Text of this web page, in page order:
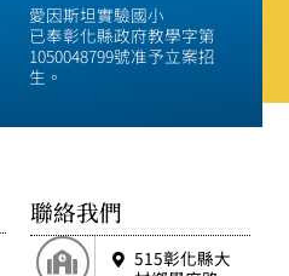
愛因斯坦實驗國小
已奉彰化縣政府教學字第
1050048799號准予立案招
生。
聯絡我們
515彰化縣大